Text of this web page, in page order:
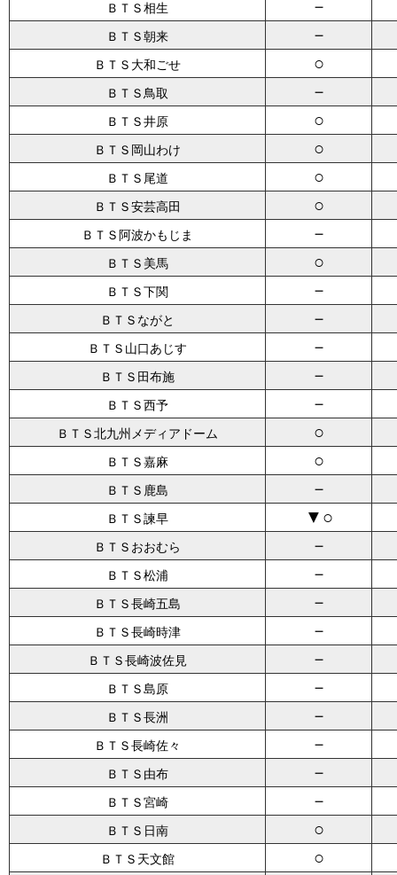
ＢＴＳ相生 －
ＢＴＳ朝来 －
ＢＴＳ大和ごせ ○
ＢＴＳ鳥取 －
ＢＴＳ井原 ○
ＢＴＳ岡山わけ ○
ＢＴＳ尾道 ○
ＢＴＳ安芸高田 ○
ＢＴＳ阿波かもじま －
ＢＴＳ美馬 ○
ＢＴＳ下関 －
ＢＴＳながと －
ＢＴＳ山口あじす －
ＢＴＳ田布施 －
ＢＴＳ西予 －
ＢＴＳ北九州メディアドーム ○
ＢＴＳ嘉麻 ○
ＢＴＳ鹿島 －
ＢＴＳ諫早 ▼○
ＢＴＳおおむら －
ＢＴＳ松浦 －
ＢＴＳ長崎五島 －
ＢＴＳ長崎時津 －
ＢＴＳ長崎波佐見 －
ＢＴＳ島原 －
ＢＴＳ長洲 －
ＢＴＳ長崎佐々 －
ＢＴＳ由布 －
ＢＴＳ宮崎 －
ＢＴＳ日南 ○
ＢＴＳ天文館 ○